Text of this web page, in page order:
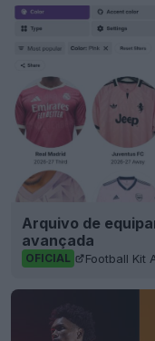
Arquivo de
avançada
OFICIAL Football Kit